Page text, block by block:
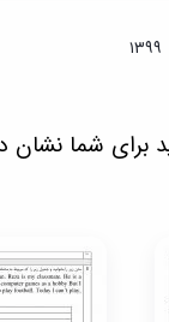
۱۳۹۹
برای شما نشان